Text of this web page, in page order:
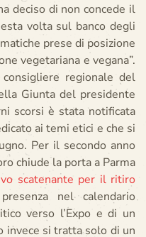
deciso di non concede il
volta sul banco degli
prese di posizione
vegetariana e vegana”.
regionale del
Giunta del presidente
scorsi è stata notificata
ai temi etici e che si
Per il secondo anno
chiude la porta a Parma
scatenante per il ritiro
nel calendario
verso l’Expo e di un
invece si tratta solo di un